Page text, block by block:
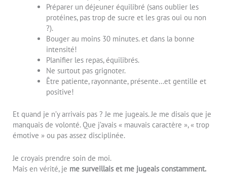
Préparer un déjeuner équilibré (sans oublier les
protéines, pas trop de sucre et les gras oui ou non
?).
Bouger au moins 30 minutes. et dans la bonne
intensité!
Planifier les repas, équilibrés.
Ne surtout pas grignoter.
Être patiente, rayonnante, présente…et gentille et
positive!
Et quand je n’y arrivais pas ? Je me jugeais. Je me disais que je
manquais de volonté. Que j’avais « mauvais caractère », « trop
émotive » ou pas assez disciplinée.
Je croyais prendre soin de moi.
Mais en vérité, je me surveillais et me jugeais constamment.